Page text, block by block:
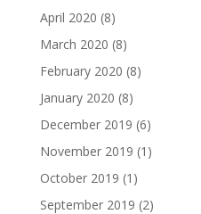
April 2020 (8)
March 2020 (8)
February 2020 (8)
January 2020 (8)
December 2019 (6)
November 2019 (1)
October 2019 (1)
September 2019 (2)